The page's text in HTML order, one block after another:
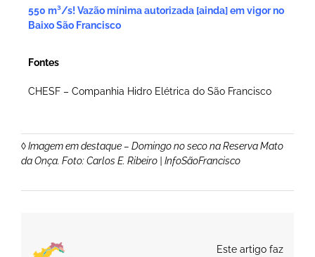
550 m³/s! Vazão mínima autorizada [ainda] em vigor no
Baixo São Francisco
Fontes
CHESF – Companhia Hidro Elétrica do São Francisco
◊ Imagem em destaque – Domingo no seco na Reserva Mato
da Onça. Foto: Carlos E. Ribeiro | InfoSãoFrancisco
Este artigo faz